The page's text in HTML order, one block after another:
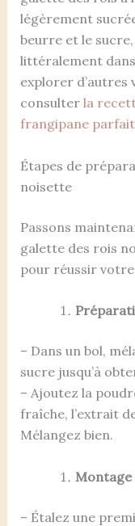
légèrement
beurre et le
littéralement dans
explorer d’autres
consulter la
frangipane
Étapes de
noisette
Passons
galette des rois
pour réussir
– Dans un bol,
sucre jusqu’à
– Ajoutez la
fraîche, l’extrait
Mélangez bien.
Montage
– Étalez une